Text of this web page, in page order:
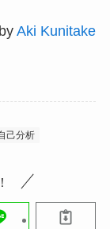
Aki Kunitake
己分析